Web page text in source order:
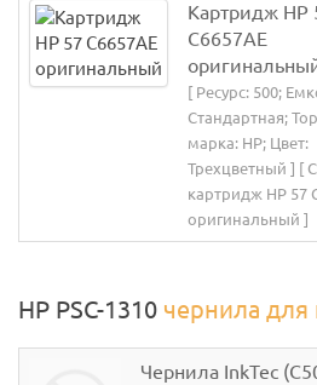
Картридж HP
C6657AE
[ Ресурс: 500;
Стандартная;
марка: HP; Цвет:
Трехцветный ] [
картридж HP 57
оригинальный ]
HP PSC-1310 чернила для
Чернила InkTec